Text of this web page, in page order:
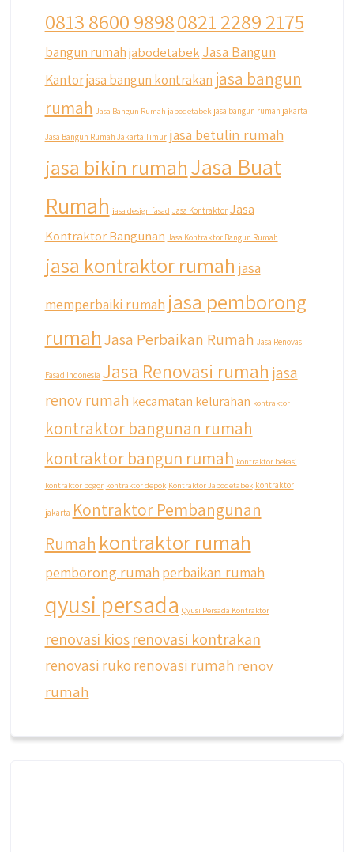
qyusipersada
dan Renovasi rumah Di @qyusipersada
dengan sistem Cicilan ?? 🤗
Untuk informasi lebih lanjut terkait program
cicilan ini temen temen bisa langsung klik link
#jasarenovasirumahjakarta
#kontraktorjakarta #kontraktorbangunan
#kontraktorbangunanrumah
#kontraktorbangunanjakarta
#kontraktorbekasi #kontraktorinteriorjakarta
#jasarenovasirumahbekasi
#jasadesainrumahjakarta
#kontraktorbangunanjabodetabek
#jasabangunrumahjabodetabek
#qyusipersada
0813 8600 98980821 2289 2175
bangun rumahjabodetabek Jasa Bangun
Kantorjasa bangun kontrakan jasa bangun
rumah Jasa Bangun Rumah jabodetabek jasa bangun rumah jakarta
Jasa Bangun Rumah Jakarta Timur jasa betulin rumah
jasa bikin rumahJasa Buat
Rumah jasa design fasad Jasa Kontraktor Jasa
Kontraktor Bangunan Jasa Kontraktor Bangun Rumah
jasa kontraktor rumah jasa
memperbaiki rumah jasa pemborong
rumahJasa Perbaikan Rumah Jasa Renovasi
Fasad Indonesia Jasa Renovasi rumah jasa
renov rumah kecamatan kelurahan kontraktor
kontraktor bangunan rumah
kontraktor bangun rumah kontraktor bekasi
kontraktor bogor kontraktor depok Kontraktor Jabodetabek kontraktor
jakarta Kontraktor Pembangunan
Rumah kontraktor rumah
pemborong rumah perbaikan rumah
qyusi persada Qyusi Persada Kontraktor
renovasi kios renovasi kontrakan
renovasi ruko renovasi rumah renov
rumah